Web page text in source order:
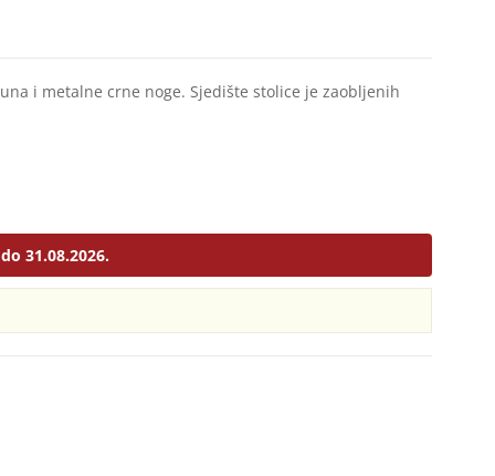
i metalne crne noge. Sjedište stolice je zaobljenih
31.08.2026.